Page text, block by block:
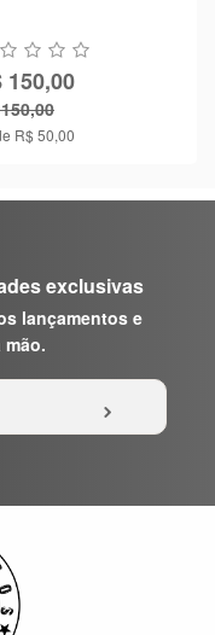
150,00
R$ 50,00
exclusivas
lançamentos e